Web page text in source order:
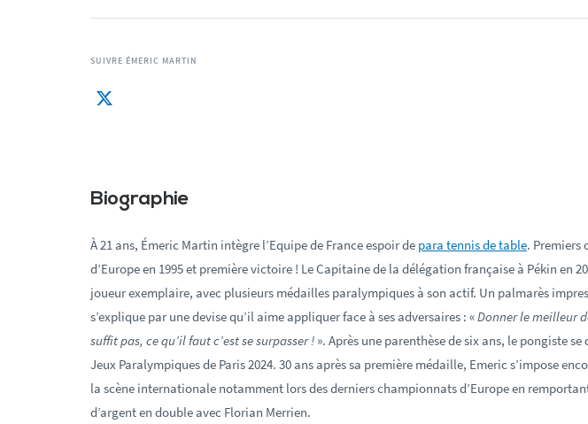
SUIVRE ÉMERIC MARTIN
Biographie
À 21 ans, Émeric Martin intègre l’Equipe de France espoir de para tennis de table. Premiers
d’Europe en 1995 et première victoire ! Le Capitaine de la délégation française à Pékin en
joueur exemplaire, avec plusieurs médailles paralympiques à son actif. Un palmarès
s’explique par une devise qu’il aime appliquer face à ses adversaires : «Donner le meilleur
suffit pas, ce qu’il faut c’est se surpasser ! ». Après une parenthèse de six ans, le pongiste
Jeux Paralympiques de Paris 2024. 30 ans après sa première médaille, Emeric s’impose
la scène internationale notamment lors des derniers championnats d’Europe en
d’argent en double avec Florian Merrien.